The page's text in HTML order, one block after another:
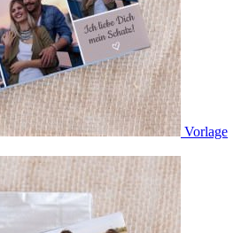
Vorlage